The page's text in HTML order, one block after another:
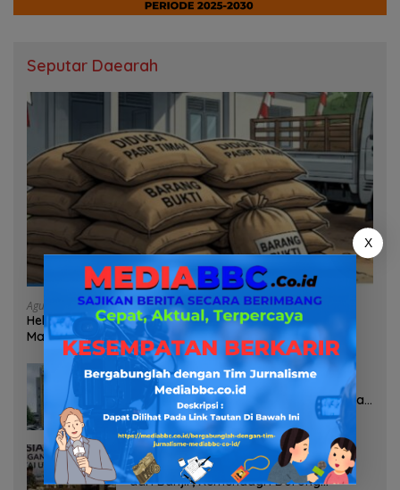
Seputar Daearah
Agustus 7, 2026
Heboh Tumpukan Karung Diduga Pasir Timah di Pos AL
Manggar, Danlanal Babel: Masih Kami Dalami
Agustus 7, 2026
Pelayanan Kinerja Dan Transparansi
Sanksi P2TL PLN Dipertanyakan, Upaya
Konfirmasi GM PLN UID S2JB Terkesan
Tutup Mata
Agustus 7, 2026
Selamatkan Lahan Pertanian Brebes
dari Banjir, Kemendagri Dorong
X